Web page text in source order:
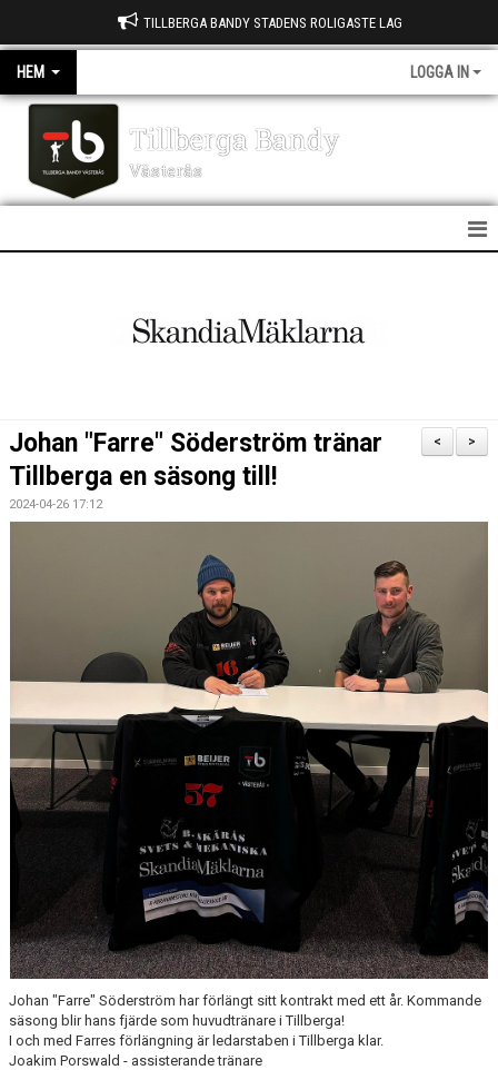
TILLBERGA BANDY STADENS ROLIGASTE LAG
HEM LOGGA IN
Tillberga Bandy
Västerås
KALENDER
BILDGALLERI
>
<
Johan "Farre" Söderström tränar
Tillberga en säsong till!
2024-04-26 17:12
Johan "Farre" Söderström har förlängt sitt kontrakt med ett år. Kommande
säsong blir hans fjärde som huvudtränare i Tillberga!
I och med Farres förlängning är ledarstaben i Tillberga klar.
Joakim Porswald - assisterande tränare